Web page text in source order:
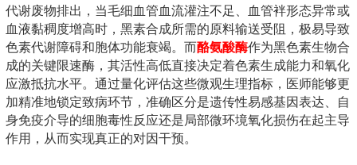
代谢废物排出，当毛细血管血流灌注不足、血管袢形态异常或
血液黏稠度增高时，黑素合成所需的原料输送受阻，极易导致
色素代谢障碍和胞体功能衰竭。而酪氨酸酶作为黑色素生物合
成的关键限速酶，其活性高低直接决定着色素生成能力和氧化
应激抵抗水平。通过量化评估这些微观生理指标，医师能够更
加精准地锁定致病环节，准确区分是遗传性易感基因表达、自
身免疫介导的细胞毒性反应还是局部微环境氧化损伤在起主导
作用，从而实现真正的对因干预。